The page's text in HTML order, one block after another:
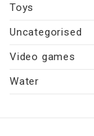
Toys
Uncategorised
Video games
Water